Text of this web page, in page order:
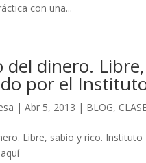
con una...
del dinero.
por el
|Abr 5, 2013 | BLOG,
Libre, sabio y rico.